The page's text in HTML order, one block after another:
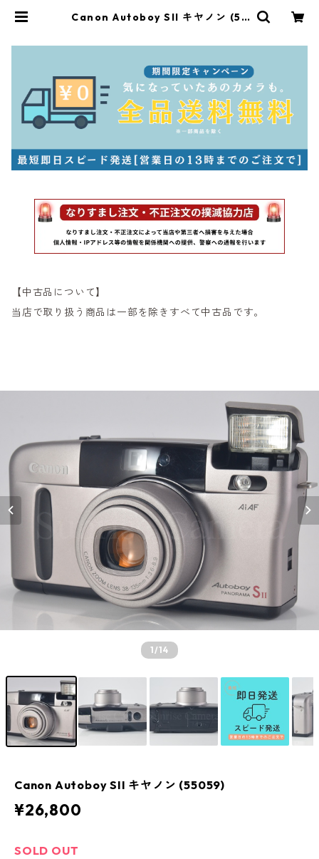
Canon Autoboy SII キヤノン (55
【中古品について】
当店で取り扱う商品は一部を除きすべて中古品です。
1/14
Canon Autoboy SII キヤノン (55059)
¥26,800
SOLD OUT